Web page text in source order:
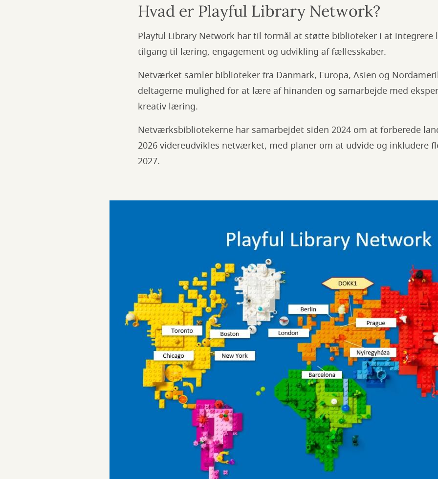
Hvad er Playful Library Network?
Playful Library Network har til formål at støtte biblioteker i at integrere
tilgang til læring, engagement og udvikling af fællesskaber.
Netværket samler biblioteker fra Danmark, Europa, Asien og
deltagerne mulighed for at lære af hinanden og samarbejde med
kreativ læring.
Netværksbibliotekerne har samarbejdet siden 2024 om at forberede
2026 videreudvikles netværket, med planer om at udvide og inkludere
2027.